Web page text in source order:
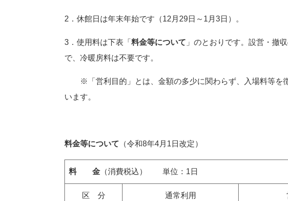
2．休館日は年末年始です（12月29日～1月3日）。
3．使用料は下表「 料金等について 」のとおりです。設営・撤
で、冷暖房料は不要です。
※「営利目的」とは、金額の多少に関わらず、入場料等を
います。
料金等について （令和8年4月1日改定）
料 金 （消費税込） 単位：1日
区 分 通常利用